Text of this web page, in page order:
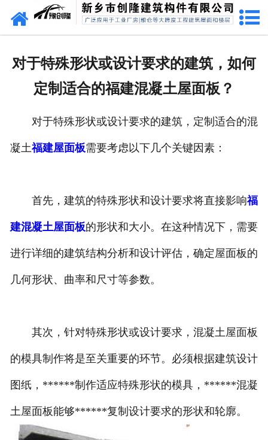
网站首页
成功案例
联系我们
对于特殊形状或设计要求的建筑，如何
定制适合的福建混凝土屋面板？
对于特殊形状或设计要求的建筑，定制适合的混
凝土福建屋面板需要考虑以下几个关键因素：
首先，建筑的特殊形状和设计要求将直接影响福
建混凝土屋面板的形状和大小。在这种情况下，需要
进行详细的建筑结构分析和设计评估，确定屋面板的
几何形状、曲率和尺寸等参数。
其次，针对特殊形状或设计要求，混凝土屋面板
的模具制作将是至关重要的环节。必须根据建筑设计
图纸，******制作适应特殊形状的模具，******混凝
土屋面板能够******复制设计要求的形状和轮廓。